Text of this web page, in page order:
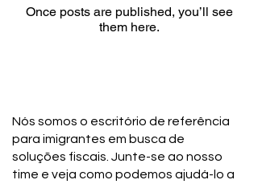
Once posts are published, you’ll see
them here.
Nós somos o escritório de referência
para imigrantes em busca de
soluções fiscais. Junte-se ao nosso
time e veja como podemos ajudá-lo a